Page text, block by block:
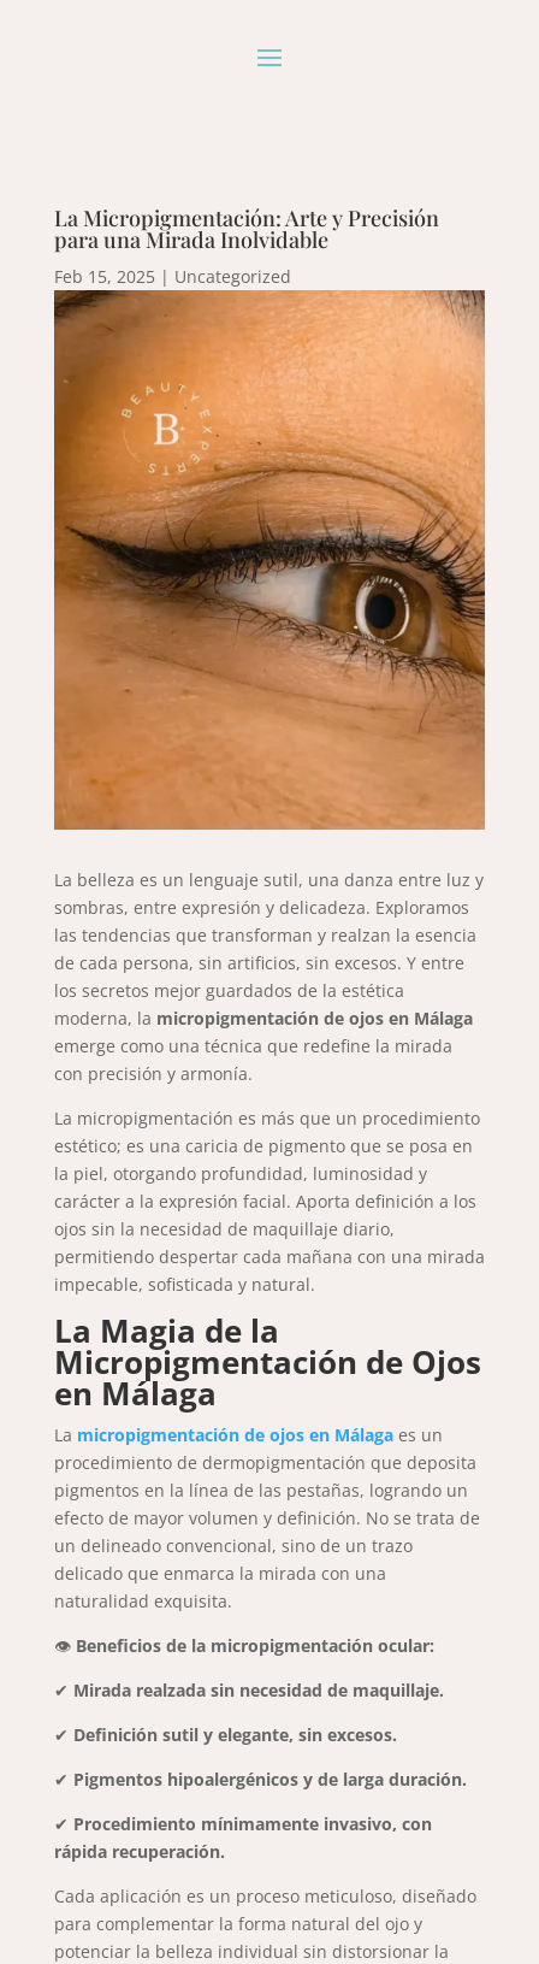
La Micropigmentación: Arte y Precisión
para una Mirada Inolvidable
Feb 15, 2025 | Uncategorized
La belleza es un lenguaje sutil, una danza entre luz y
sombras, entre expresión y delicadeza. Exploramos
las tendencias que transforman y realzan la esencia
de cada persona, sin artificios, sin excesos. Y entre
los secretos mejor guardados de la estética
moderna, la micropigmentación de ojos en Málaga
emerge como una técnica que redefine la mirada
con precisión y armonía.
La micropigmentación es más que un procedimiento
estético; es una caricia de pigmento que se posa en
la piel, otorgando profundidad, luminosidad y
carácter a la expresión facial. Aporta definición a los
ojos sin la necesidad de maquillaje diario,
permitiendo despertar cada mañana con una mirada
impecable, sofisticada y natural.
La Magia de la
Micropigmentación de Ojos
en Málaga
La micropigmentación de ojos en Málagaes un
procedimiento de dermopigmentación que deposita
pigmentos en la línea de las pestañas, logrando un
efecto de mayor volumen y definición. No se trata de
un delineado convencional, sino de un trazo
delicado que enmarca la mirada con una
naturalidad exquisita.
👁 Beneficios de la micropigmentación ocular:
✔ Mirada realzada sin necesidad de maquillaje.
✔ Definición sutil y elegante, sin excesos.
✔ Pigmentos hipoalergénicos y de larga duración.
✔ Procedimiento mínimamente invasivo, con
rápida recuperación.
Cada aplicación es un proceso meticuloso, diseñado
para complementar la forma natural del ojo y
potenciar la belleza individual sin distorsionar la